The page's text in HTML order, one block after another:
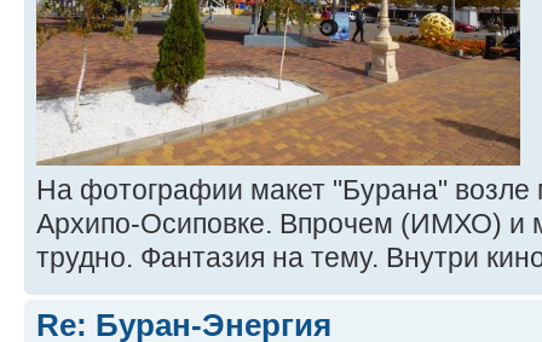
На фотографии макет "Бурана" возле
Архипо-Осиповке. Впрочем (ИМХО) и
трудно. Фантазия на тему. Внутри
Re: Буран-Энергия